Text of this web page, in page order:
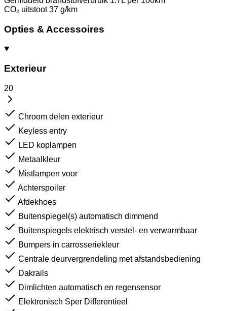
CO₂ uitstoot 37 g/km
Opties & Accessoires
Exterieur
20
Chroom delen exterieur
Keyless entry
LED koplampen
Metaalkleur
Mistlampen voor
Achterspoiler
Afdekhoes
Buitenspiegel(s) automatisch dimmend
Buitenspiegels elektrisch verstel- en verwarmbaar
Bumpers in carrosseriekleur
Centrale deurvergrendeling met afstandsbediening
Dakrails
Dimlichten automatisch en regensensor
Elektronisch Sper Differentieel